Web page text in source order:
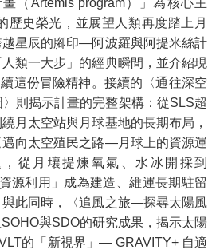
（Artemis program）」為核心主
歷史榮光，並展望人類再度踏上月
星辰的腳印—阿波羅與阿提米絲計
類一大步」的經典瞬間，並介紹現
這份冒險精神。接續的〈通往深空
則揭示計畫的完整架構：從SLS超
月太空站與月球基地的長期布局，
向太空殖民之路—月球上的資源運
從月壤提煉氧氣、水冰開採到
源利用」成為建造、維運長期駐留
此同時，〈追風之旅—探尋太陽風
與SDO的研究成果，揭示太陽
的「新視界」— GRAVITY+ 自適